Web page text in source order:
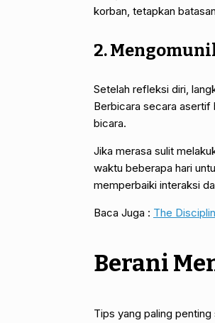
korban, tetapkan
2.
Setelah refleksi diri,
Berbicara secara asertif
bicara.
Jika merasa sulit
waktu beberapa hari
memperbaiki interaksi
Baca Juga : The
Berani
Tips yang paling